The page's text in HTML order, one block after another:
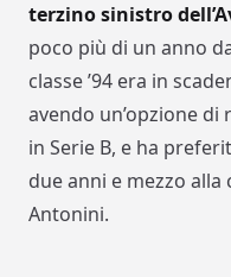
terzino sinistro
poco più di un anno
classe ’94 era in
avendo un’opzione
in Serie B, e ha
due anni e mezzo
Antonini.